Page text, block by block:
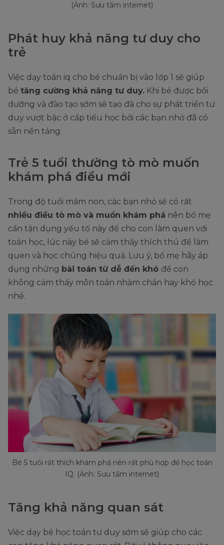
(Ảnh: Sưu tầm internet)
Phát huy khả năng tư duy cho
trẻ
Việc dạy toán iq cho bé chuẩn bị vào lớp 1 sẽ giúp
bé tăng cường khả năng tư duy. Khi bé được bồi
dưỡng và đào tạo sớm sẽ tạo đà cho sự phát triển tư
duy vượt bậc ở cấp tiểu học bởi các bạn nhỏ đã có
sẵn nền tảng.
Trẻ 5 tuổi thường tò mò muốn
khám phá điều mới
Trong độ tuổi mầm non, các bạn nhỏ sẽ có rất
nhiều điều tò mò và muốn khám phá nên bố mẹ
cần tận dụng yếu tố này để cho con làm quen với
toán học, lúc này bé sẽ cảm thấy thích thú để làm
quen và học chúng hiệu quả. Lưu ý, bố mẹ hãy áp
dụng những bài toán từ dễ đến khó để con
không cảm thấy môn toán nhàm chán hay khó học
nhé.
Bé 5 tuổi rất thích khám phá nên rất phù hợp để học toán
IQ. (Ảnh: Sưu tầm internet)
Tăng khả năng quan sát
Việc dạy bé học toán tư duy sớm sẽ giúp cho các